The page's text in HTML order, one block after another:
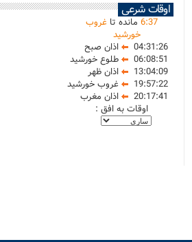
اوقات شرعی
6:37 مانده تاغروب
خورشید
04:31:26
اذان صبح
06:08:51
طلوع خورشید
13:04:09
اذان ظهر
19:57:22
غروب خورشید
20:17:41
اذان مغرب
اوقات به افق :